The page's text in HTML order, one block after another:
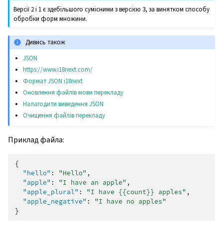
Версії 2 і 1 є здебільшого сумісними з версією 3, за винятком способу
обробки форм множини.
Дивись також
JSON
https://www.i18next.com/
Формат JSON i18next
Оновлення файлів мови перекладу
Налагодити виведення JSON
Очищення файлів перекладу
Приклад файла:
{
"hello" : "Hello" ,
"apple" : "I have an apple" ,
"apple_plural" : "I have {{count}} apples" ,
"apple_negative" :
"I have no apples"
}